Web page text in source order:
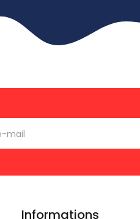
Informations